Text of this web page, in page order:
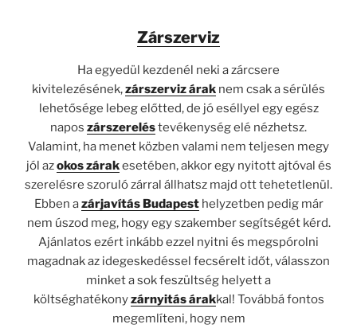
Zárszerviz
Ha egyedül kezdenél neki a zárcsere
kivitelezésének,zárszerviz árak nem csak a sérülés
lehetősége lebeg előtted, de jó eséllyel egy egész
napos zárszereléstevékenység elé nézhetsz.
Valamint, ha menet közben valami nem teljesen megy
jól azokos zárakesetében, akkor egy nyitott ajtóval és
szerelésre szoruló zárral állhatsz majd ott tehetetlenül.
Ebben azárjavítás Budapesthelyzetben pedig már
nem úszod meg, hogy egy szakember segítségét kérd.
Ajánlatos ezért inkább ezzel nyitni és megspórolni
magadnak az idegeskedéssel fecsérelt időt, válasszon
minket a sok feszültség helyett a
költséghatékonyzárnyitás árakkal! Továbbá fontos
megemlíteni, hogy nem